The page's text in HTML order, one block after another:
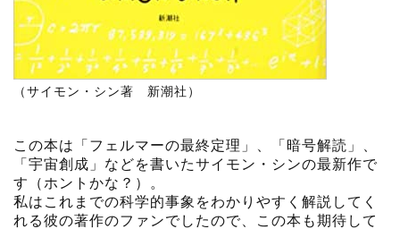
（サイモン・シン著 新潮社）
この本は「フェルマーの最終定理」、「暗号解読」、
「宇宙創成」などを書いたサイモン・シンの最新作で
す（ホントかな？）。
私はこれまでの科学的事象をわかりやすく解説してく
れる彼の著作のファンでしたので、この本も期待して